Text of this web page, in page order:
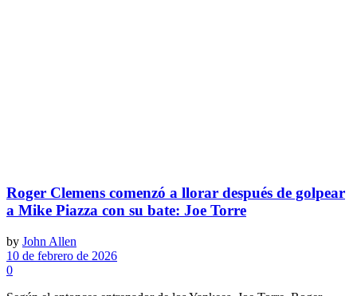
Roger Clemens comenzó a llorar después de golpear
a Mike Piazza con su bate: Joe Torre
by John Allen
10 de febrero de 2026
0